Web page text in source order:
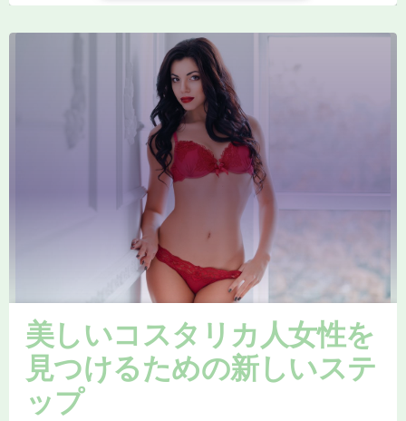
美しいコスタリカ人女性を
見つけるための新しいステ
ップ